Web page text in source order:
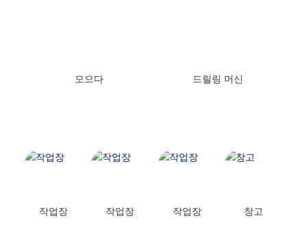
모으다 드릴링 머신
작업장 작업장 작업장 창고